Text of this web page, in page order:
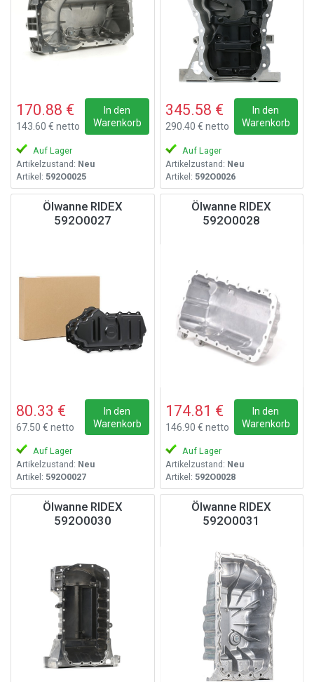
170.88 €
143.60 € netto
In den
Warenkorb
Auf Lager
Artikelzustand: Neu
Artikel: 592O0025
345.58 €
290.40 € netto
In den
Warenkorb
Auf Lager
Artikelzustand: Neu
Artikel: 592O0026
Ölwanne RIDEX
592O0027
80.33 €
67.50 € netto
In den
Warenkorb
Auf Lager
Artikelzustand: Neu
Artikel: 592O0027
Ölwanne RIDEX
592O0028
174.81 €
146.90 € netto
In den
Warenkorb
Auf Lager
Artikelzustand: Neu
Artikel: 592O0028
Ölwanne RIDEX
592O0030
Ölwanne RIDEX
592O0031